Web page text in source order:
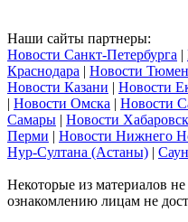
Наши сайты партнеры:
Новости Санкт-Петербурга |
Краснодара | Новости
Новости Казани | Новости
| Новости Омска | Новости
Самары | Новости
Перми | Новости Нижнего
Нур-Султана (Астаны) |
Некоторые из материалов
ознакомлению лицам не